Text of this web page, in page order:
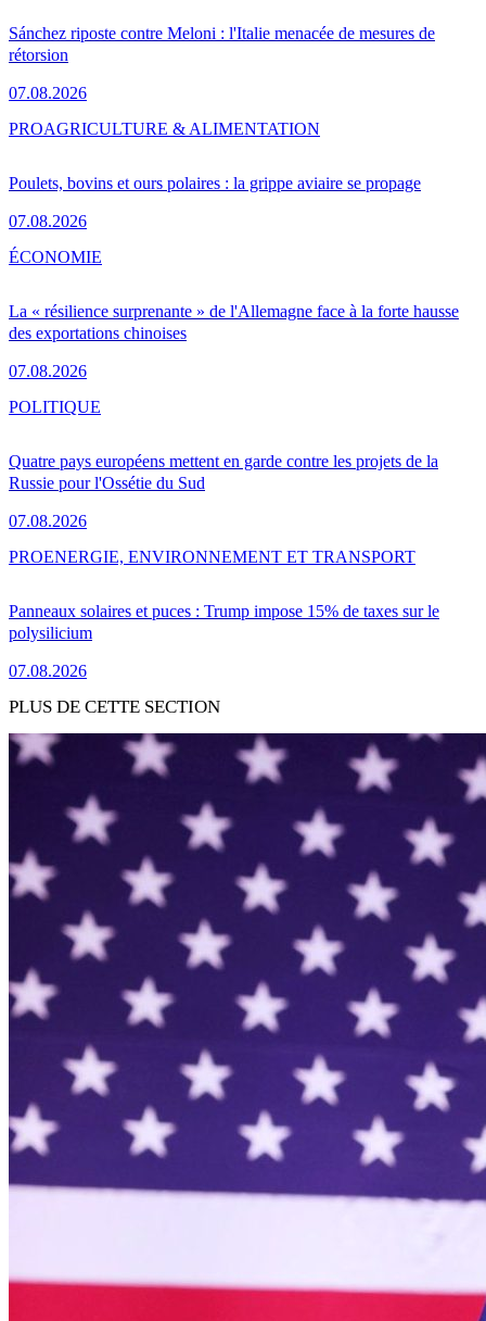
Sánchez riposte contre Meloni : l'Italie menacée de mesures de
rétorsion
07.08.2026
Poulets, bovins et ours polaires : la grippe aviaire se propage
07.08.2026
PROAGRICULTURE & ALIMENTATION
La « résilience surprenante » de l'Allemagne face à la forte hausse
des exportations chinoises
07.08.2026
ÉCONOMIE
Quatre pays européens mettent en garde contre les projets de la
Russie pour l'Ossétie du Sud
07.08.2026
POLITIQUE
Panneaux solaires et puces : Trump impose 15% de taxes sur le
polysilicium
07.08.2026
PROENERGIE, ENVIRONNEMENT ET TRANSPORT
PLUS DE CETTE SECTION